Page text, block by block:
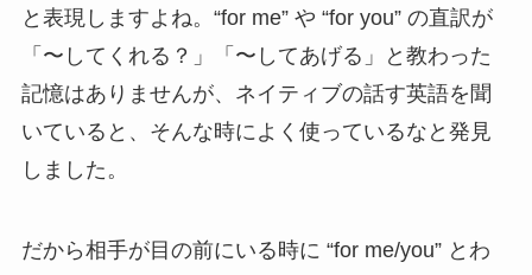
と表現しますよね。“for me” や “for you” の直訳が
「〜してくれる？」「〜してあげる」と教わった
記憶はありませんが、ネイティブの話す英語を聞
いていると、そんな時によく使っているなと発見
しました。
だから相手が目の前にいる時に “for me/you” とわ